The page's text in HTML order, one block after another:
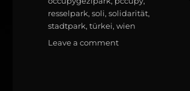
resselpark,soli,solidarität,
stadtpark,türkei,wien
Leave a commenton